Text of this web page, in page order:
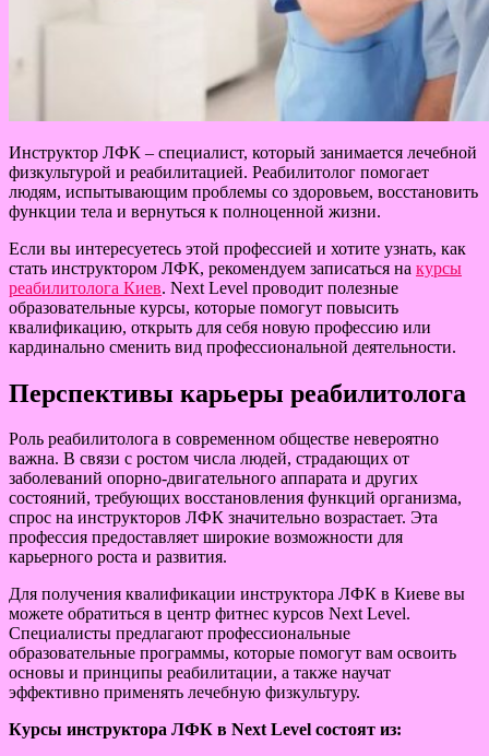
Инструктор ЛФК – специалист, который занимается лечебной
физкультурой и реабилитацией. Реабилитолог помогает
людям, испытывающим проблемы со здоровьем, восстановить
функции тела и вернуться к полноценной жизни.
Если вы интересуетесь этой профессией и хотите узнать, как
стать инструктором ЛФК, рекомендуем записаться на курсы
реабилитолога Киев. Next Level проводит полезные
образовательные курсы, которые помогут повысить
квалификацию, открыть для себя новую профессию или
кардинально сменить вид профессиональной деятельности.
Перспективы карьеры реабилитолога
Роль реабилитолога в современном обществе невероятно
важна. В связи с ростом числа людей, страдающих от
заболеваний опорно-двигательного аппарата и других
состояний, требующих восстановления функций организма,
спрос на инструкторов ЛФК значительно возрастает. Эта
профессия предоставляет широкие возможности для
карьерного роста и развития.
Для получения квалификации инструктора ЛФК в Киеве вы
можете обратиться в центр фитнес курсов Next Level.
Специалисты предлагают профессиональные
образовательные программы, которые помогут вам освоить
основы и принципы реабилитации, а также научат
эффективно применять лечебную физкультуру.
Курсы инструктора ЛФК в Next Level состоят из: